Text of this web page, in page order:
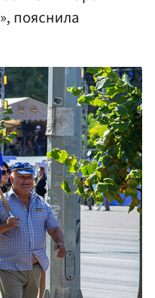
пояснила